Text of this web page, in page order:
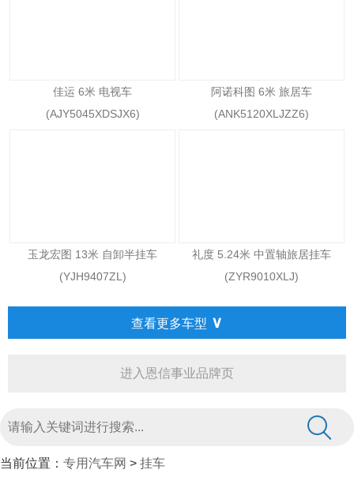
佳运 6米 电视车
(AJY5045XDSJX6)
阿诺科图 6米 旅居车
(ANK5120XLJZZ6)
玉龙宏图 13米 自卸半挂车
(YJH9407ZL)
礼度 5.24米 中置轴旅居挂车
(ZYR9010XLJ)
查看更多车型 ∨
进入恩信事业品牌页
当前位置： 专用汽车网 > 挂车